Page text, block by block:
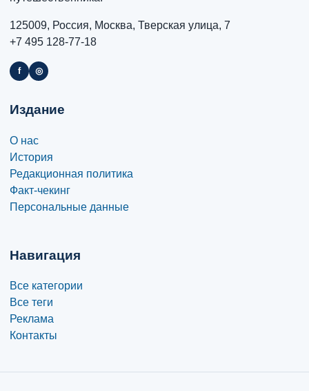
125009, Россия, Москва, Тверская улица, 7
+7 495 128-77-18
f ◎
Издание
О нас
История
Редакционная политика
Факт-чекинг
Персональные данные
Навигация
Все категории
Все теги
Реклама
Контакты